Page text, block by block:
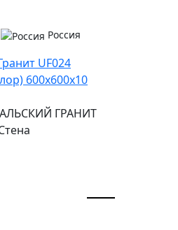
Россия
UF024
600х600х10
ГРАНИТ